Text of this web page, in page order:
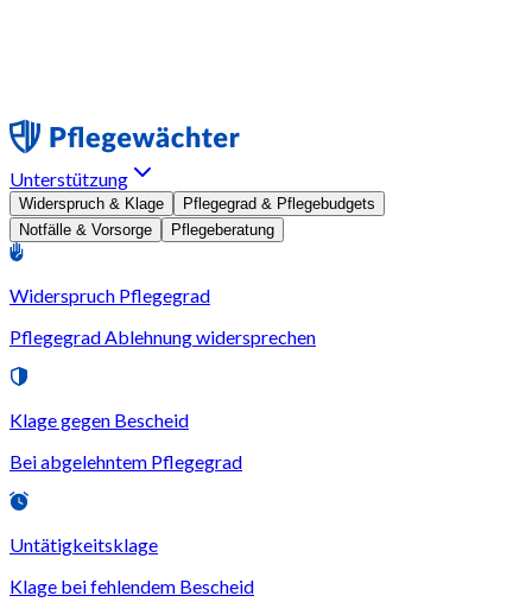
Unterstützung
Widerspruch & Klage
Pflegegrad & Pflegebudgets
Notfälle & Vorsorge
Pflegeberatung
Widerspruch Pflegegrad
Pflegegrad Ablehnung widersprechen
Klage gegen Bescheid
Bei abgelehntem Pflegegrad
Untätigkeitsklage
Klage bei fehlendem Bescheid